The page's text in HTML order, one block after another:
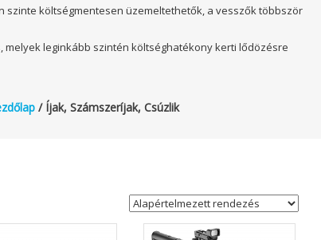
költségmentesen üzemeltethetők, a vesszők többször
leginkább szintén költséghatékony kerti lődözésre
/ Íjak, Számszeríjak, Csúzlik